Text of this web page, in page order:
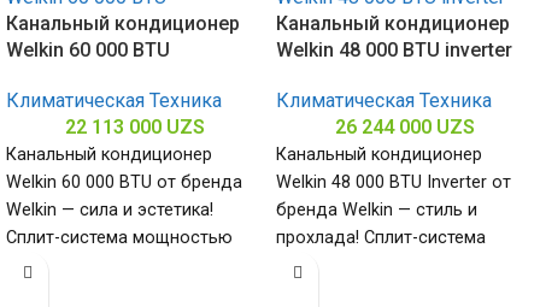
Канальный кондиционер
Welkin 60 000 BTU
Климатическая Техника
22 113 000 UZS
Канальный кондиционер
Welkin 60 000 BTU от бренда
Welkin — сила и эстетика!
Сплит-система мощностью
60000 БТЕ для помещений до
Канальный кондиционер
Welkin 48 000 BTU inverter
Климатическая Техника
26 244 000 UZS
Канальный кондиционер
Welkin 48 000 BTU Inverter от
бренда Welkin — стиль и
прохлада! Сплит-система
мощностью 48000 БТЕ для